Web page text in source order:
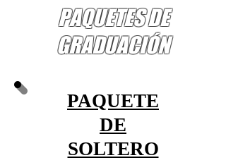
PAQUETES DE
GRADUACIÓN
PAQUETE
DE
SOLTERO